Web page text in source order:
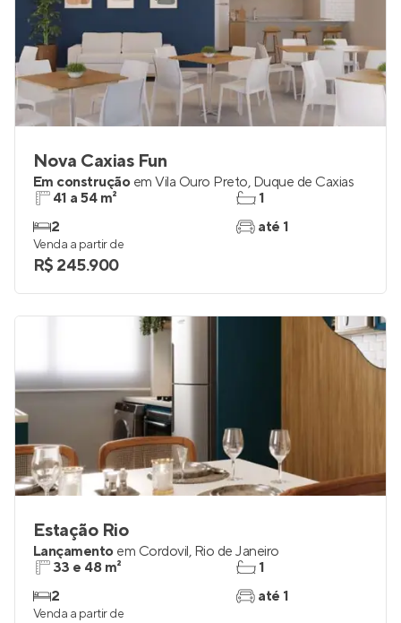
Nova Caxias Fun
Em construção em Vila Ouro Preto, Duque de Caxias
41 a 54 m²
2
1
até 1
Venda a partir de
R$ 245.900
Estação Rio
Lançamento em Cordovil, Rio de Janeiro
33 e 48 m²
2
1
até 1
Venda a partir de